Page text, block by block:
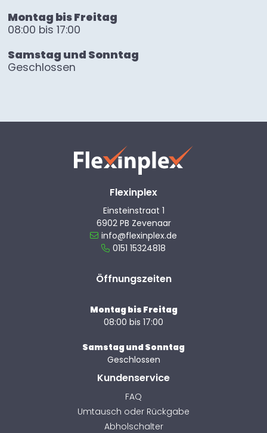
Montag bis Freitag
08:00 bis 17:00
Samstag und Sonntag
Geschlossen
Flexinplex
Einsteinstraat 1
6902 PB Zevenaar
info@flexinplex.de
0151 15324818
Öffnungszeiten
Montag bis Freitag
08:00 bis 17:00
Samstag und Sonntag
Geschlossen
Kundenservice
FAQ
Umtausch oder Rückgabe
Abholschalter